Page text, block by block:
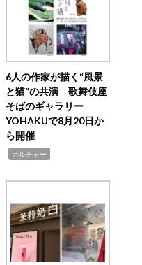
6人の作家が描く“風景
と猫”の共演 歌舞伎座
そばのギャラリー
YOHAKUで8月20日か
ら開催
カルチャー